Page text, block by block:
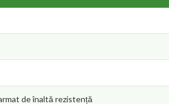
de înaltă rezistență